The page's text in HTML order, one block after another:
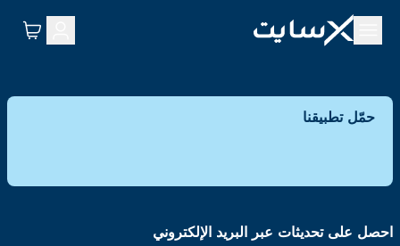
حمّل تطبيقنا
احصل على تحديثات عبر البريد الإلكتروني